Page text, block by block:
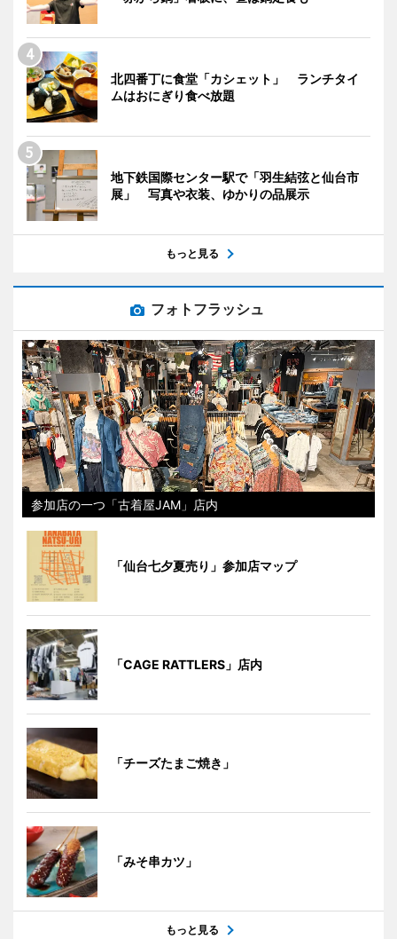
北四番丁に食堂「カシェット」 ランチタイ
ムはおにぎり食べ放題
地下鉄国際センター駅で「羽生結弦と仙台市
展」 写真や衣装、ゆかりの品展示
もっと見る
フォトフラッシュ
参加店の一つ「古着屋JAM」店内
「仙台七夕夏売り」参加店マップ
「CAGE RATTLERS」店内
「チーズたまご焼き」
「みそ串カツ」
もっと見る